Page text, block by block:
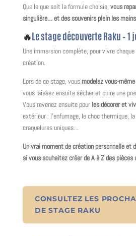
Quelle que soit la formule choisie, vous
singulière… et des souvenirs plein les
🔥Le stage découverte Raku – 1
Une immersion complète, pour vivre
création.
Lors de ce stage, vousmodelez vous-
vous laissez ensuite sécher et cuire une
Vous revenez ensuite pour les décorer et
extérieur : l’enfumage, le choc thermique,
craquelures uniques…
Un vrai moment de création personnelle et
si vous souhaitezcréer de A à Zdes pièces
CONSULTEZ LES
DE STAGE RAKU